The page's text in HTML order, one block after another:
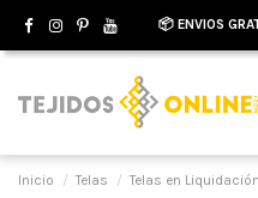
📦 ENVIOS
Inicio Telas Telas en Liquidación